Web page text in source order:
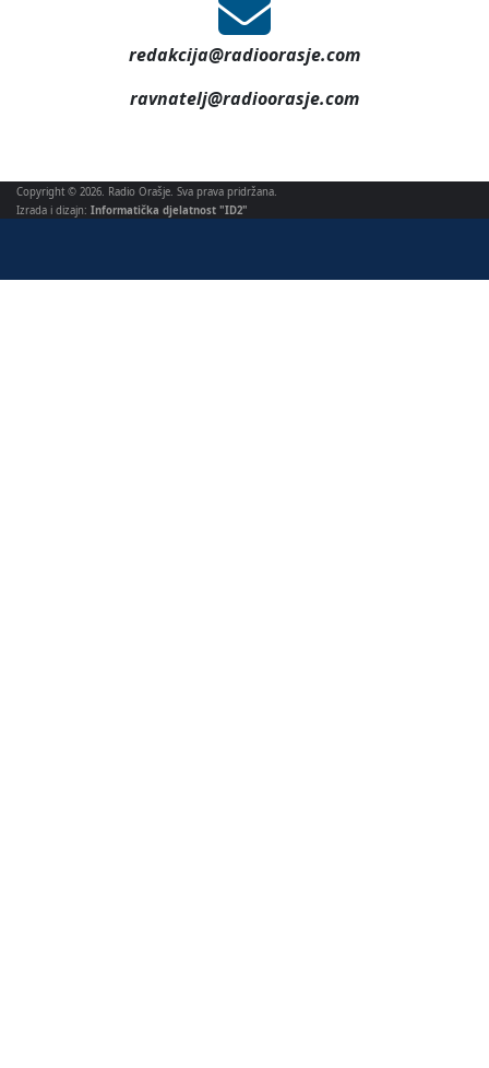
redakcija@radioorasje.com
ravnatelj@radioorasje.com
Copyright © 2026. Radio Orašje. Sva prava pridržana.
Izrada i dizajn: Informatička djelatnost "ID2"